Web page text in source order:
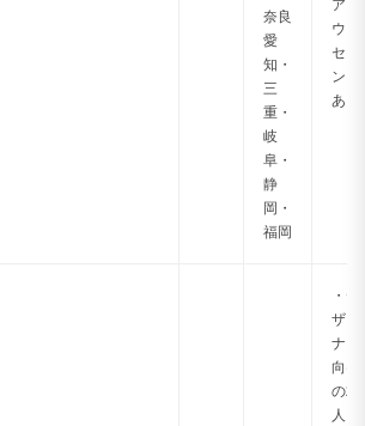
奈良
愛
知・
三
重・
岐
阜・
静
岡・
福岡
アカ
ウン
セリ
ング
あり
・デ
ザイ
ナー
向け
の求
人を